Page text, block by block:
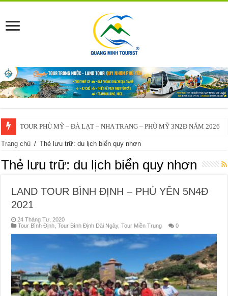
TOUR PHÙ MỸ – ĐÀ LẠT – NHA TRANG – PHÙ MỸ 3N2Đ NĂM 2026
VĨNH THẠNH – ĐÀ LẠT – NHA TRANG – VĨNH THẠNH 3N2Đ – 2025
Trang chủ / Thẻ lưu trữ: du lịch biển quy nhơn
Thẻ lưu trữ: du lịch biển quy nhơn
LAND TOUR BÌNH ĐỊNH – PHÚ YÊN 5N4Đ
2021
24 Tháng Tư, 2020
Tour Bình Định,Tour Bình Định Dài Ngày,Tour Miền Trung 0